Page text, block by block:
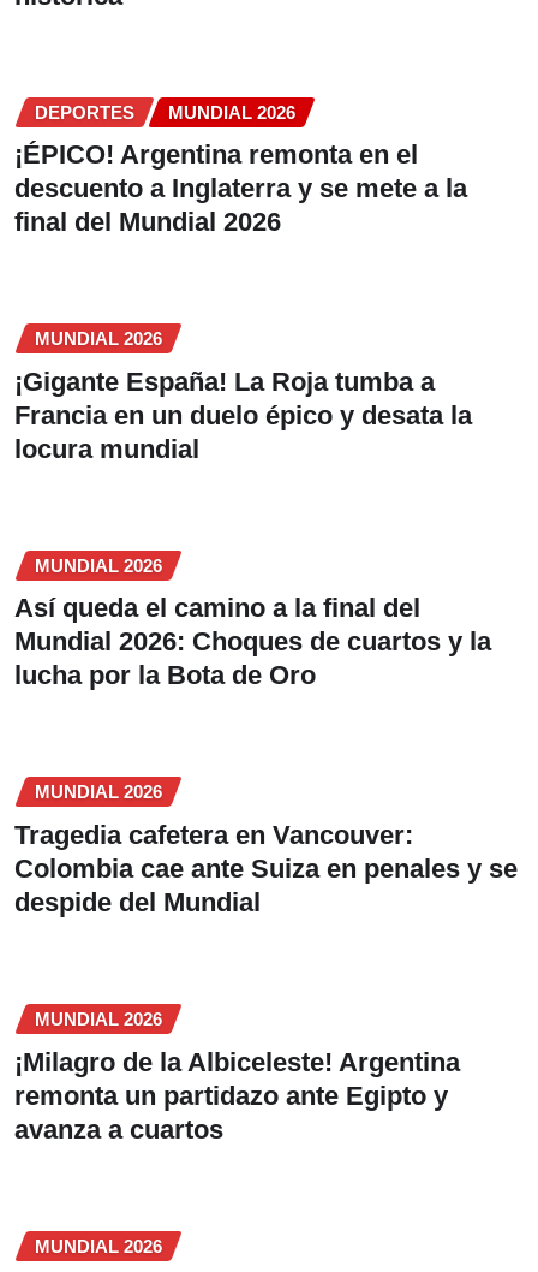
DEPORTES MUNDIAL 2026
¡ÉPICO! Argentina remonta en el
descuento a Inglaterra y se mete a la
final del Mundial 2026
MUNDIAL 2026
¡Gigante España! La Roja tumba a
Francia en un duelo épico y desata la
locura mundial
MUNDIAL 2026
Así queda el camino a la final del
Mundial 2026: Choques de cuartos y la
lucha por la Bota de Oro
MUNDIAL 2026
Tragedia cafetera en Vancouver:
Colombia cae ante Suiza en penales y se
despide del Mundial
MUNDIAL 2026
¡Milagro de la Albiceleste! Argentina
remonta un partidazo ante Egipto y
avanza a cuartos
MUNDIAL 2026